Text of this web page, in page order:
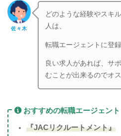
佐々木
どのような経験やスキ
人は、
転職エージェントに登
良い求人があれば、サ
むことが出来るのでオ
おすすめの転職エージェント
『JACリクルートメント』